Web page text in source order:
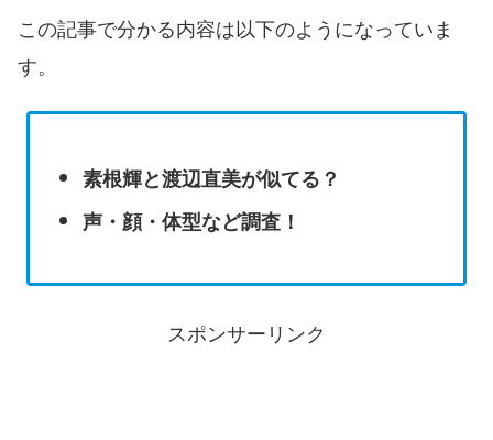
この記事で分かる内容は以下のようになっていま
す。
素根輝と渡辺直美が似てる？
声・顔・体型など調査！
スポンサーリンク